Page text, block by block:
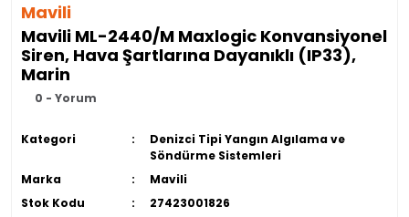
Mavili
Mavili ML-2440/M Maxlogic Konvansiyonel
Siren, Hava Şartlarına Dayanıklı (IP33),
Marin
0 - Yorum
Kategori
Denizci Tipi Yangın Algılama ve
Söndürme Sistemleri
Marka
Mavili
Stok Kodu
27423001826